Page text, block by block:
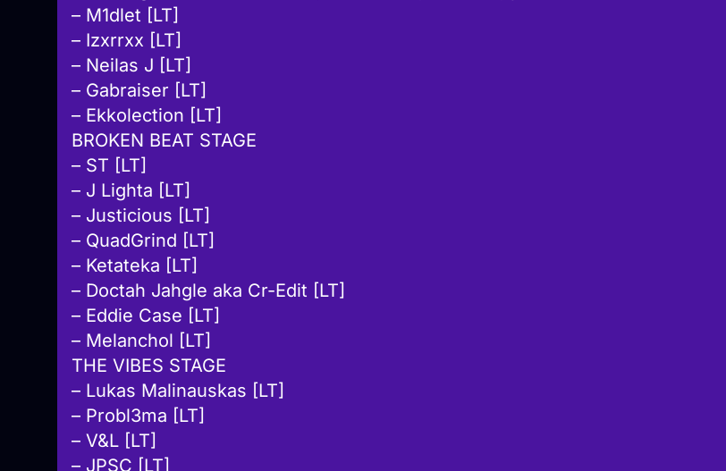
– M1dlet [LT]
– Izxrrxx [LT]
– Neilas J [LT]
– Gabraiser [LT]
– Ekkolection [LT]
BROKEN BEAT STAGE
– ST [LT]
– J Lighta [LT]
– Justicious [LT]
– QuadGrind [LT]
– Ketateka [LT]
– Doctah Jahgle aka Cr-Edit [LT]
– Eddie Case [LT]
– Melanchol [LT]
THE VIBES STAGE
– Lukas Malinauskas [LT]
– Probl3ma [LT]
– V&L [LT]
– JPSC [LT]